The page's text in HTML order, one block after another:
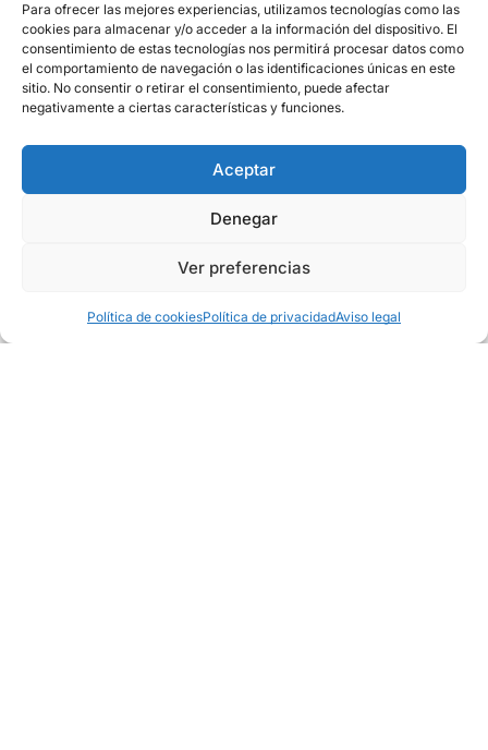
Para ofrecer las mejores experiencias, utilizamos tecnologías como las
cookies para almacenar y/o acceder a la información del dispositivo. El
consentimiento de estas tecnologías nos permitirá procesar datos como
el comportamiento de navegación o las identificaciones únicas en este
sitio. No consentir o retirar el consentimiento, puede afectar
negativamente a ciertas características y funciones.
Aceptar
Denegar
Ver preferencias
Política de cookiesPolítica de privacidadAviso legal
1.517,80€
Política de privacidad
Política de cookies
Categorías Tienda
Maquinaria Auxuliar